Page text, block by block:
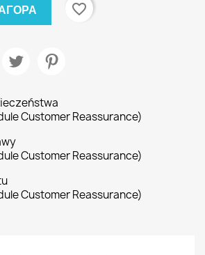
favorite_border
Customer Reassurance)
Customer Reassurance)
Customer Reassurance)